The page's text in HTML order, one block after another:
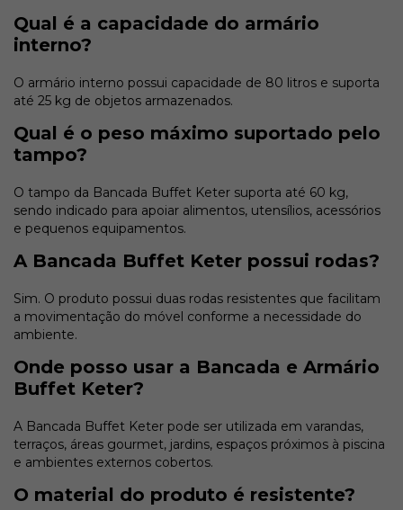
Qual é a capacidade do armário
interno?
O armário interno possui capacidade de 80 litros e suporta
até 25 kg de objetos armazenados.
Qual é o peso máximo suportado pelo
tampo?
O tampo da Bancada Buffet Keter suporta até 60 kg,
sendo indicado para apoiar alimentos, utensílios, acessórios
e pequenos equipamentos.
A Bancada Buffet Keter possui rodas?
Sim. O produto possui duas rodas resistentes que facilitam
a movimentação do móvel conforme a necessidade do
ambiente.
Onde posso usar a Bancada e Armário
Buffet Keter?
A Bancada Buffet Keter pode ser utilizada em varandas,
terraços, áreas gourmet, jardins, espaços próximos à piscina
e ambientes externos cobertos.
O material do produto é resistente?